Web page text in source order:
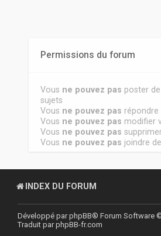
Permissions du forum
Vous ne pouvez pas poster
sujets
Vous ne pouvez pas répondre
Vous ne pouvez pas modifier
Vous ne pouvez pas
Vous ne pouvez pas joindre
INDEX DU FORUM
Développé parphpBB® Forum Software
Traduit parphpBB-fr.com